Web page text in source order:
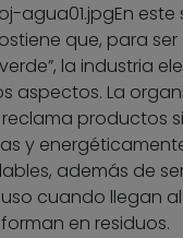
agua01.jpgEn este
que, para ser
la industria
aspectos. La
productos
y
además de
cuando llegan
en residuos.